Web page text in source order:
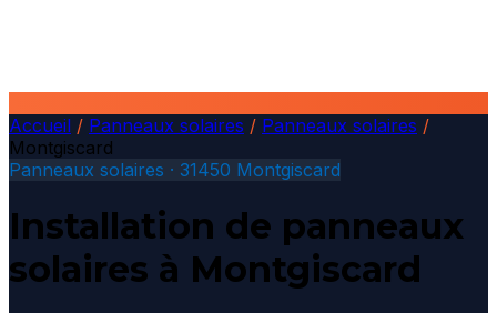
Accueil / Panneaux solaires / Panneaux solaires /
Montgiscard
Panneaux solaires · 31450 Montgiscard
Installation de panneaux
solaires à Montgiscard